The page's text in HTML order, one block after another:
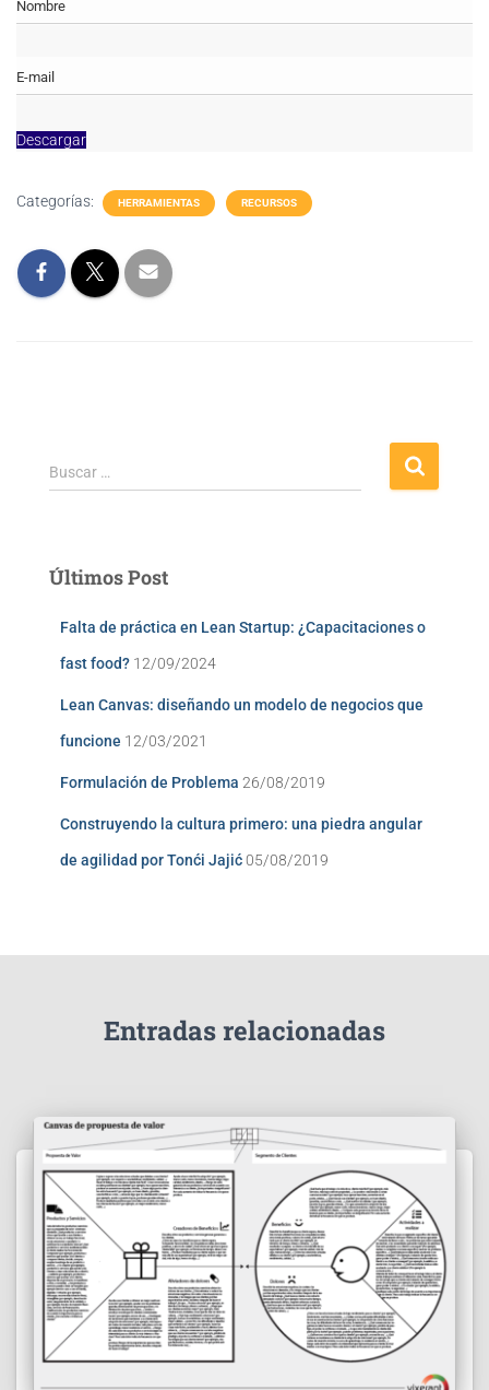
Descargar
Categorías: HERRAMIENTAS RECURSOS
Buscar …
Últimos Post
Falta de práctica en Lean Startup: ¿Capacitaciones o
fast food? 12/09/2024
Lean Canvas: diseñando un modelo de negocios que
funcione 12/03/2021
Formulación de Problema 26/08/2019
Construyendo la cultura primero: una piedra angular
de agilidad por Tonći Jajić05/08/2019
Entradas relacionadas